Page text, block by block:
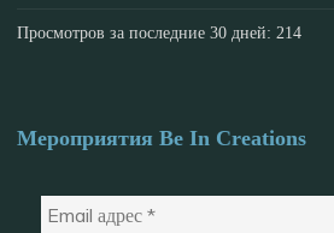
Просмотров за последние 30 дней: 214
Мероприятия Be In Creations